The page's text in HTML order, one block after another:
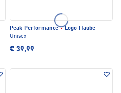
Peak Performance·Logo Haube
Unisex
€ 39,99